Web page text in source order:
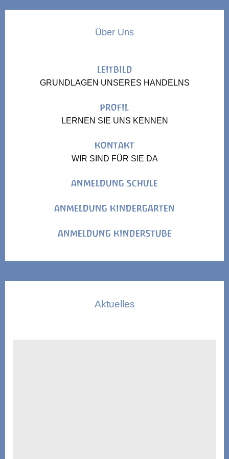
Über Uns
LEITBILD
GRUNDLAGEN UNSERES HANDELNS
PROFIL
LERNEN SIE UNS KENNEN
KONTAKT
WIR SIND FÜR SIE DA
ANMELDUNG SCHULE
ANMELDUNG KINDERGARTEN
ANMELDUNG KINDERSTUBE
Aktuelles